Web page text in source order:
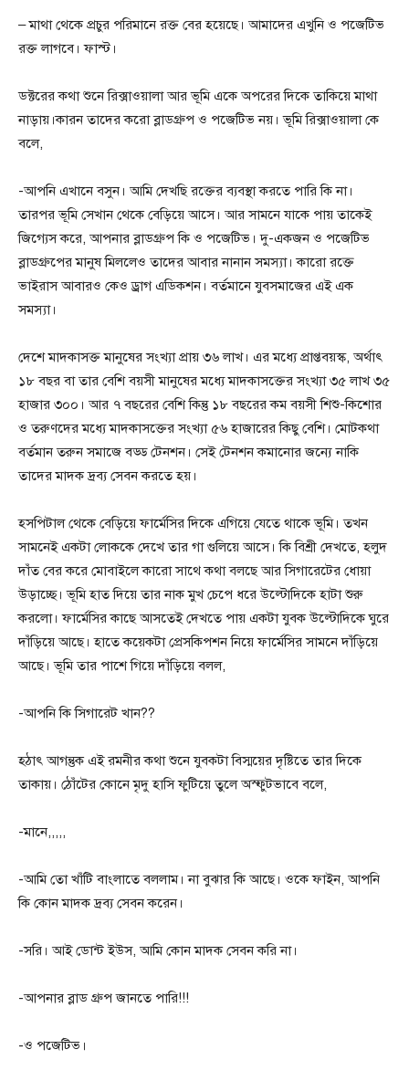
– মাথা থেকে প্রচুর পরিমানে রক্ত বের হয়েছে। আমাদের এখুনি ও পজেটিভ
রক্ত লাগবে। ফাস্ট।
ডক্টরের কথা শুনে রিক্সাওয়ালা আর ভূমি একে অপরের দিকে তাকিয়ে মাথা
নাড়ায়।কারন তাদের করো ব্লাডগ্রুপ ও পজেটিভ নয়। ভূমি রিক্সাওয়ালা কে
বলে,
-আপনি এখানে বসুন। আমি দেখছি রক্তের ব্যবস্থা করতে পারি কি না।
তারপর ভূমি সেখান থেকে বেড়িয়ে আসে। আর সামনে যাকে পায় তাকেই
জিগ্যেস করে, আপনার ব্লাডগ্রুপ কি ও পজেটিভ। দু-একজন ও পজেটিভ
ব্লাডগ্রুপের মানুষ মিললেও তাদের আবার নানান সমস্যা। কারো রক্তে
ভাইরাস আবারও কেও ড্রাগ এডিকশন। বর্তমানে যুবসমাজের এই এক
সমস্যা।
দেশে মাদকাসক্ত মানুষের সংখ্যা প্রায় ৩৬ লাখ। এর মধ্যে প্রাপ্তবয়স্ক, অর্থাৎ
১৮ বছর বা তার বেশি বয়সী মানুষের মধ্যে মাদকাসক্তের সংখ্যা ৩৫ লাখ ৩৫
হাজার ৩০০। আর ৭ বছরের বেশি কিন্তু ১৮ বছরের কম বয়সী শিশু-কিশোর
ও তরুণদের মধ্যে মাদকাসক্তের সংখ্যা ৫৬ হাজারের কিছু বেশি। মোটকথা
বর্তমান তরুন সমাজে বড্ড টেনশন। সেই টেনশন কমানোর জন্যে নাকি
তাদের মাদক দ্রব্য সেবন করতে হয়।
হসপিটাল থেকে বেড়িয়ে ফার্মেসির দিকে এগিয়ে যেতে থাকে ভূমি। তখন
সামনেই একটা লোককে দেখে তার গা গুলিয়ে আসে। কি বিশ্রী দেখতে, হলুদ
দাঁত বের করে মোবাইলে কারো সাথে কথা বলছে আর সিগারেটের ধোয়া
উড়াচ্ছে। ভূমি হাত দিয়ে তার নাক মুখ চেপে ধরে উল্টোদিকে হাটা শুরু
করলো। ফার্মেসির কাছে আসতেই দেখতে পায় একটা যুবক উল্টোদিকে ঘুরে
দাঁড়িয়ে আছে। হাতে কয়েকটা প্রেসকিপশন নিয়ে ফার্মেসির সামনে দাঁড়িয়ে
আছে। ভূমি তার পাশে গিয়ে দাঁড়িয়ে বলল,
-আপনি কি সিগারেট খান??
হঠাৎ আগন্তুক এই রমনীর কথা শুনে যুবকটা বিস্ময়ের দৃষ্টিতে তার দিকে
তাকায়। ঠোঁটের কোনে মৃদু হাসি ফুটিয়ে তুলে অস্ফুটভাবে বলে,
-মানে,,,,,
-আমি তো খাঁটি বাংলাতে বললাম। না বুঝার কি আছে। ওকে ফাইন, আপনি
কি কোন মাদক দ্রব্য সেবন করেন।
-সরি। আই ডোন্ট ইউস, আমি কোন মাদক সেবন করি না।
-আপনার ব্লাড গ্রুপ জানতে পারি!!!
-ও পজেটিভ।